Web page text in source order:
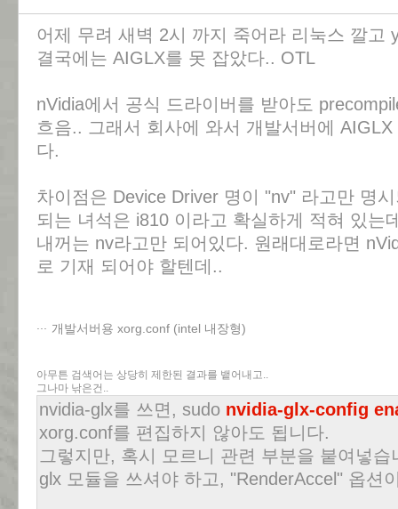
어제 무려 새벽 2시 까지 죽어라 리눅스 깔고
결국에는 AIGLX를 못 잡았다.. OTL
nVidia에서 공식 드라이버를 받아도
흐음.. 그래서 회사에 와서 개발서버에
다.
차이점은 Device Driver 명이 "nv" 라고만 명
되는 녀석은 i810 이라고 확실하게 적혀 있는
내꺼는 nv라고만 되어있다. 원래대로라면
로 기재 되어야 할텐데..
개발서버용 xorg.conf (intel 내장형)
아무튼 검색어는 상당히 제한된 결과를 뱉어내고..
그나마 낚은건..
nvidia-glx를 쓰면, sudo nvidia-glx-config
xorg.conf를 편집하지 않아도 됩니다.
그렇지만, 혹시 모르니 관련 부분을 붙여넣
glx 모듈을 쓰셔야 하고, "RenderAccel" 옵션